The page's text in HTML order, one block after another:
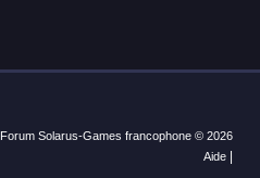
Forum Solarus-Games francophone © 2026
Aide